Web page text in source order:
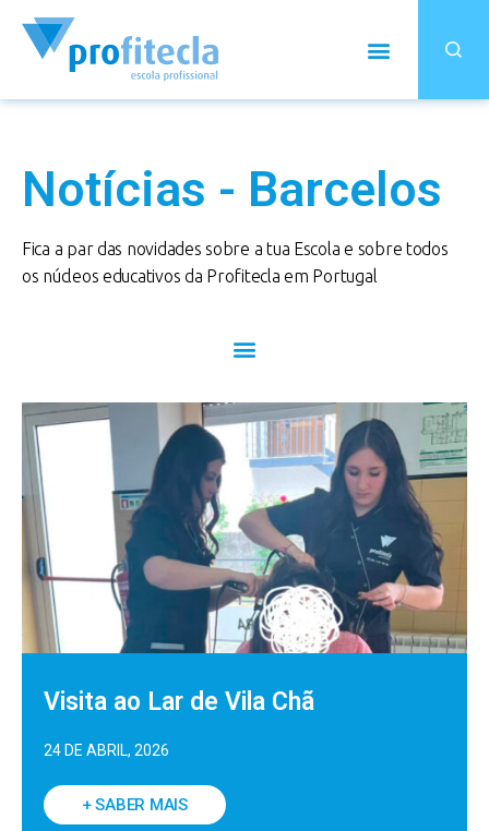
Notícias - Barcelos
Fica a par das novidades sobre a tua Escola e sobre todos
os núcleos educativos da Profitecla em Portugal
Visita ao Lar de Vila Chã
24 DE ABRIL, 2026
+ SABER MAIS